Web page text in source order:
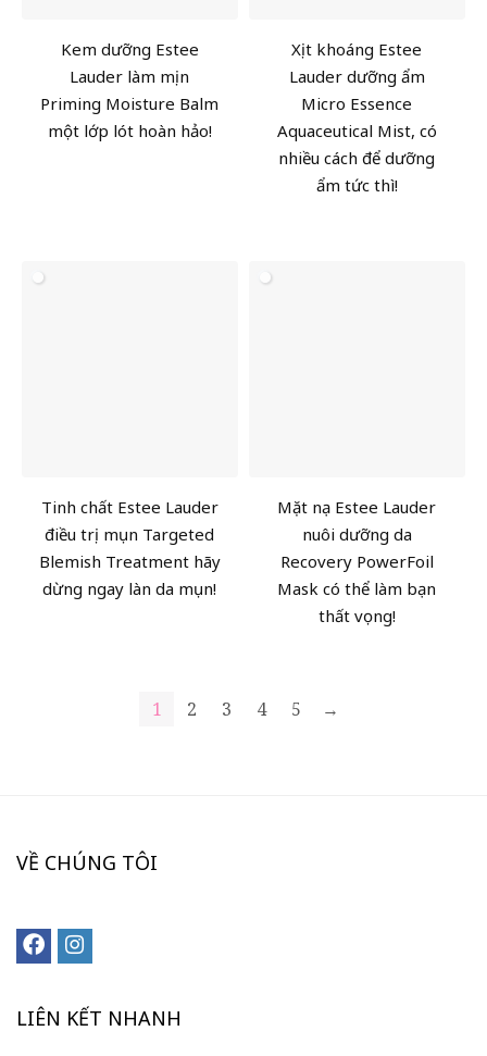
Kem dưỡng Estee
Lauder làm mịn
Priming Moisture Balm
một lớp lót hoàn hảo!
Xịt khoáng Estee
Lauder dưỡng ẩm
Micro Essence
Aquaceutical Mist, có
nhiều cách để dưỡng
ẩm tức thì!
Tinh chất Estee Lauder
điều trị mụn Targeted
Blemish Treatment hãy
dừng ngay làn da mụn!
Mặt nạ Estee Lauder
nuôi dưỡng da
Recovery PowerFoil
Mask có thể làm bạn
thất vọng!
1 2 3 4 5 →
VỀ CHÚNG TÔI
LIÊN KẾT NHANH